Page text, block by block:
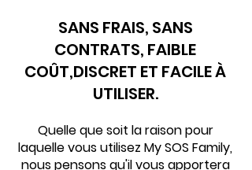
SANS FRAIS, SANS
CONTRATS, FAIBLE
COÛT,DISCRET ET FACILE À
UTILISER.
Quelle que soit la raison pour
laquelle vous utilisez My SOS Family,
nous pensons qu'il vous apportera